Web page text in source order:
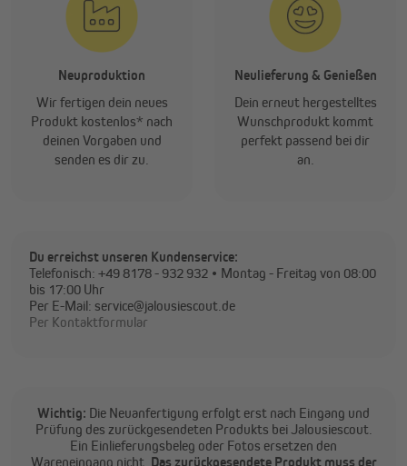
Neuproduktion
Wir fertigen dein neues
Produkt kostenlos* nach
deinen Vorgaben und
senden es dir zu.
Neulieferung & Genießen
Dein erneut hergestelltes
Wunschprodukt kommt
perfekt passend bei dir
an.
Du erreichst unseren Kundenservice:
Telefonisch: +49 8178 - 932 932 • Montag - Freitag von 08:00
bis 17:00 Uhr
Per E-Mail: service@jalousiescout.de
Per Kontaktformular
Wichtig: Die Neuanfertigung erfolgt erst nach Eingang und
Prüfung des zurückgesendeten Produkts bei Jalousiescout.
Ein Einlieferungsbeleg oder Fotos ersetzen den
Wareneingang nicht. Das zurückgesendete Produkt muss der